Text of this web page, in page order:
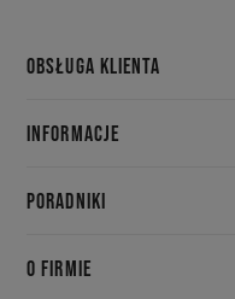
OBSŁUGA KLIENTA
INFORMACJE
PORADNIKI
O FIRMIE